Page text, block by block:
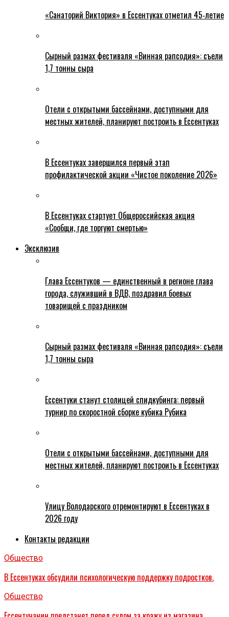
«Санаторий Виктория» в Ессентуках отметил 45‑летие
Сырный размах фестиваля «Винная рапсодия»: съели
1,7 тонны сыра
Отели с открытыми бассейнами, доступными для
местных жителей, планируют построить в Ессентуках
В Ессентуках завершился первый этап
профилактической акции «Чистое поколение 2026»
В Ессентуках стартует Общероссийская акция
«Сообщи, где торгуют смертью»
Эксклюзив
Глава Ессентуков — единственный в регионе глава
города, служивший в ВДВ, поздравил боевых
товарищей с праздником
Сырный размах фестиваля «Винная рапсодия»: съели
1,7 тонны сыра
Ессентуки станут столицей спидкубинга: первый
турнир по скоростной сборке кубика Рубика
Отели с открытыми бассейнами, доступными для
местных жителей, планируют построить в Ессентуках
Улицу Володарского отремонтируют в Ессентуках в
2026 году
Контакты редакции
Общество
В Ессентуках обсудили психологическую поддержку подростков.
Общество